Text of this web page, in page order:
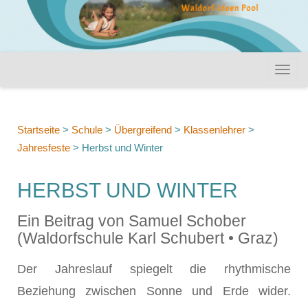
Startseite > Schule > Übergreifend > Klassenlehrer >
Jahresfeste > Herbst und Winter
HERBST UND WINTER
Ein Beitrag von Samuel Schober
(Waldorfschule Karl Schubert • Graz)
Der Jahreslauf spiegelt die rhythmische
Beziehung zwischen Sonne und Erde wider.